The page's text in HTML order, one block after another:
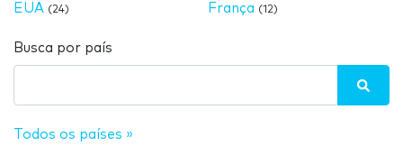
EUA (24) França (12)
Busca por país
Todos os países »